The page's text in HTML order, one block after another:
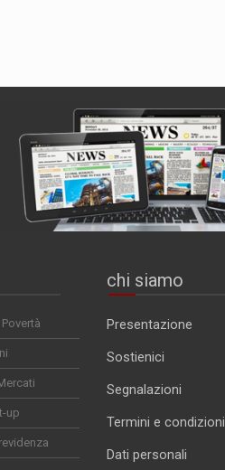
Povertà
up
chi siamo
Presentazione
Sostienici
Segnalazioni
Termini e condizioni
Dati personali